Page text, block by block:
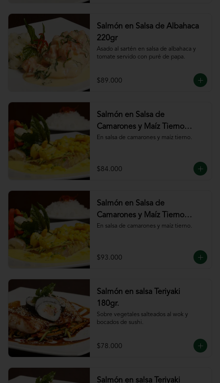
Salmón en Salsa de Albahaca
220gr
Asado al sartén en salsa de albahaca y
tomate servido con puré de papa.
$89.000
Salmón en Salsa de
Camarones y Maíz Tierno
180gr
En salsa de camarones y maíz tierno.
$84.000
Salmón en Salsa de
Camarones y Maíz Tierno
220gr
En salsa de camarones y maíz tierno.
$93.000
Salmón en salsa Teriyaki
180gr.
Sobre vegetales salteados al wok y
bocados de sushi.
$78.000
Salmón en salsa Teriyaki